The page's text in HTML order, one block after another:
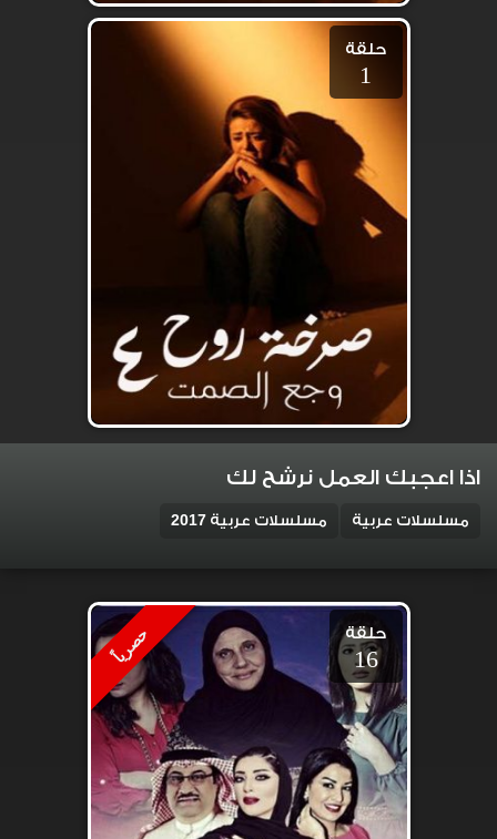
حلقة
1
اذا اعجبك العمل نرشح لك
مسلسلات عربية مسلسلات عربية 2017
حصرياً حلقة
16